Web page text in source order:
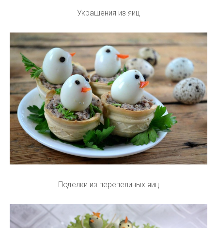
Украшения из яиц
Поделки из перепелиных яиц